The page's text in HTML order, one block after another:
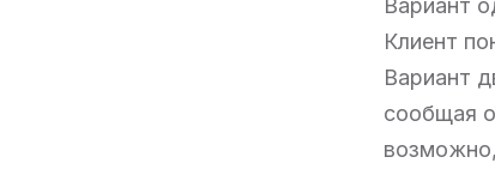
Вариант
Клиент
Вариант
сообщая